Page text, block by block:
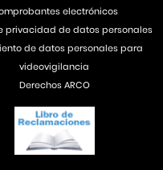
electrónicos
privacidad de datos personales
de datos personales para
videovigilancia
Derechos ARCO